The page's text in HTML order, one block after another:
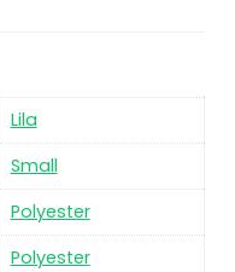
Lila
Small
Polyester
Polyester